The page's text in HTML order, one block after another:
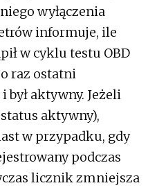
wyłączenia
informuje, ile
w cyklu testu OBD
raz ostatni
był aktywny. Jeżeli
aktywny),
w przypadku, gdy
podczas
licznik zmniejsza